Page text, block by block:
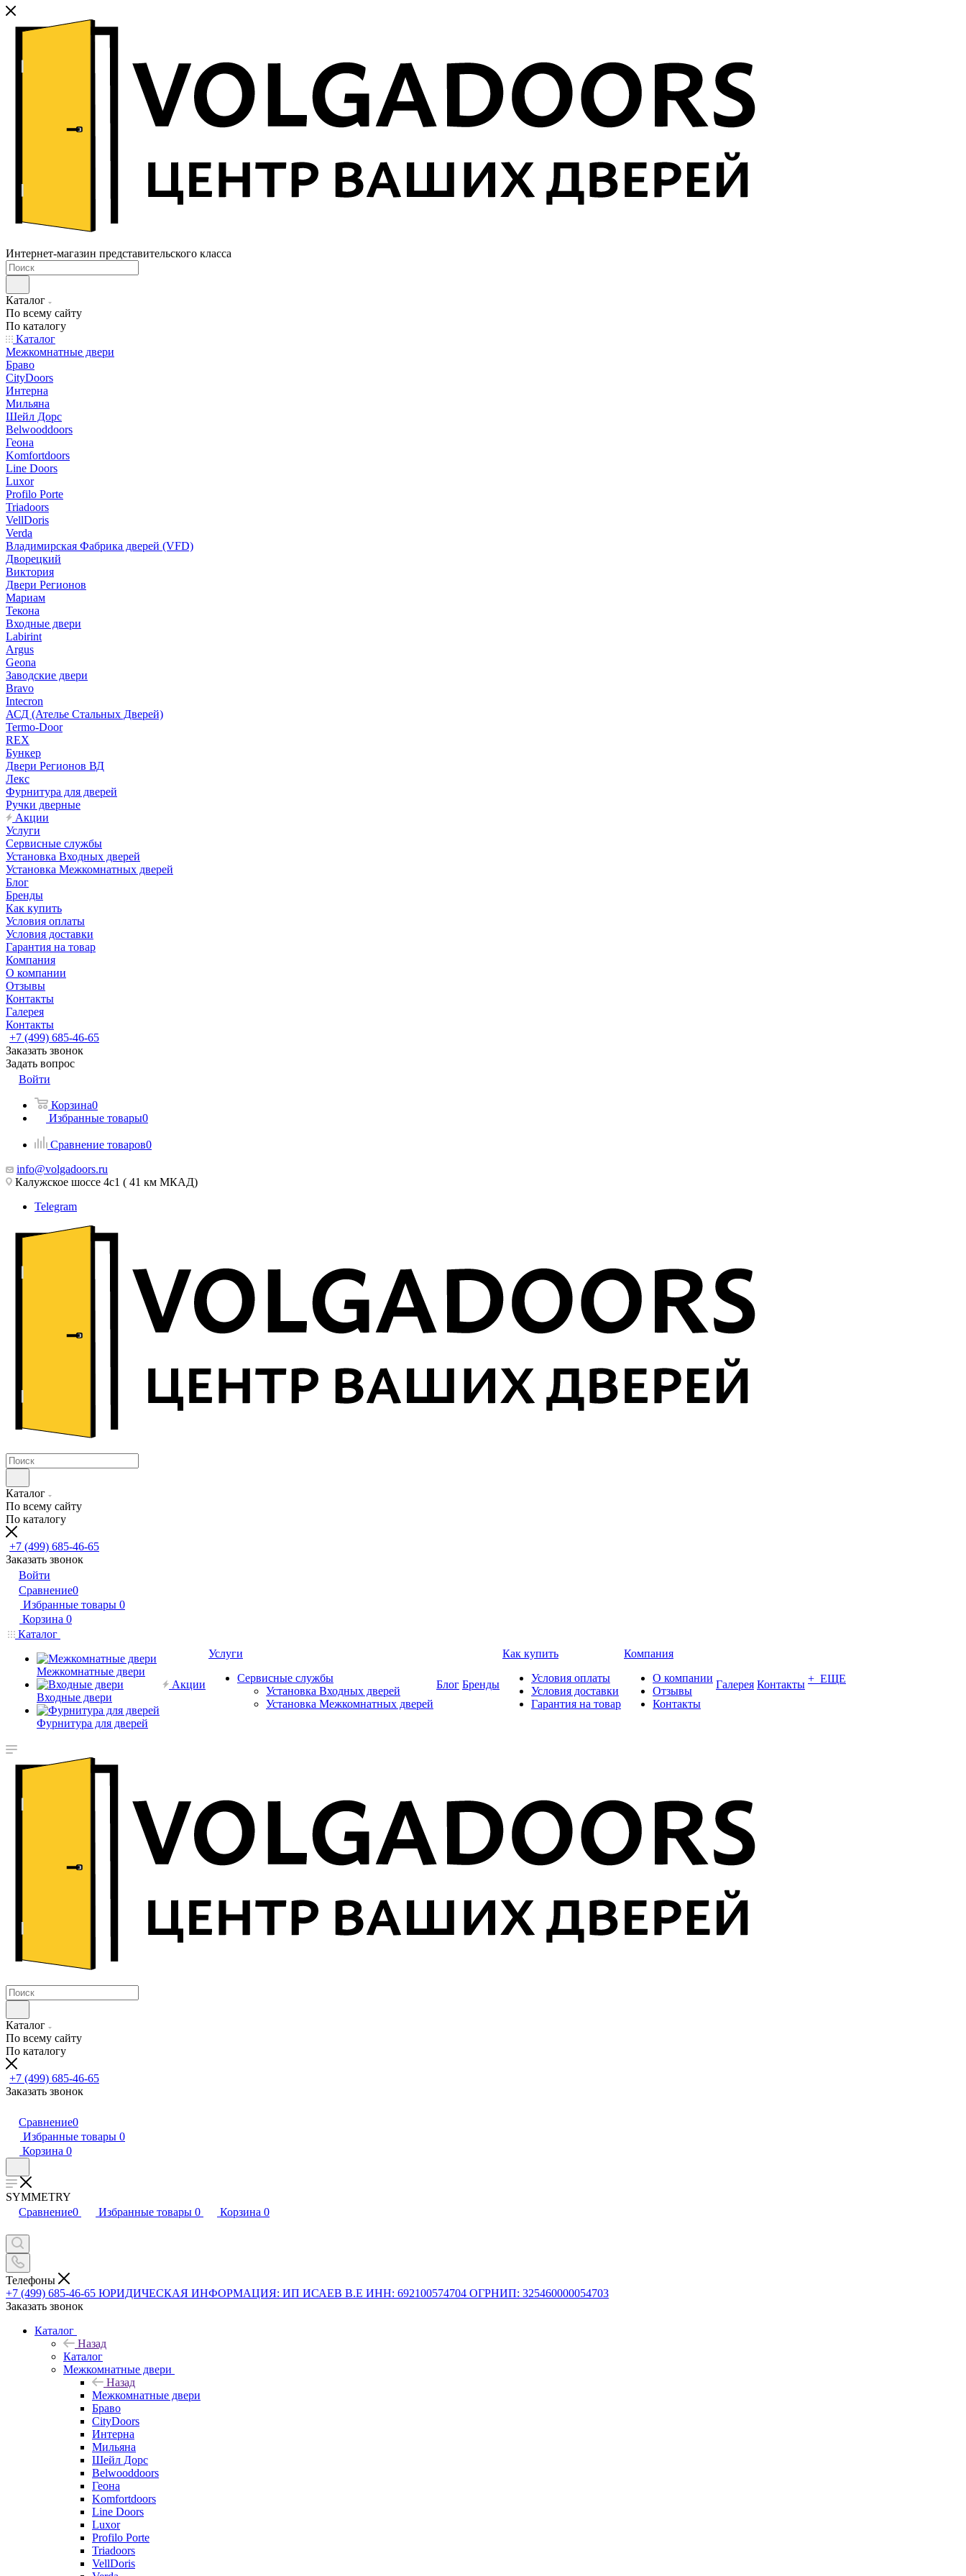
Интернет-магазин представительского класса
Каталог
По всему сайту
По каталогу
Каталог
Межкомнатные двери
Браво
CityDoors
Интерна
Мильяна
Шейл Дорс
Belwooddoors
Геона
Komfortdoors
Line Doors
Luxor
Profilo Porte
Triadoors
VellDoris
Verda
Владимирская Фабрика дверей (VFD)
Дворецкий
Виктория
Двери Регионов
Мариам
Текона
Входные двери
Labirint
Argus
Geona
Заводские двери
Bravo
Intecron
АСД (Ателье Стальных Дверей)
Termo-Door
REX
Бункер
Двери Регионов ВД
Лекс
Фурнитура для дверей
Ручки дверные
Акции
Услуги
Сервисные службы
Установка Входных дверей
Установка Межкомнатных дверей
Блог
Бренды
Как купить
Условия оплаты
Условия доставки
Гарантия на товар
Компания
О компании
Отзывы
Контакты
Галерея
Контакты
+7 (499) 685-46-65
Заказать звонок
Задать вопрос
Войти
Корзина0
Избранные товары0
Сравнение товаров0
info@volgadoors.ru
Калужское шоссе 4с1 ( 41 км МКАД)
Telegram
Каталог
По всему сайту
По каталогу
+7 (499) 685-46-65
Заказать звонок
Войти
Сравнение0
Избранные товары 0
Корзина 0
Каталог
Межкомнатные двери
Входные двери
Фурнитура для дверей
Акции
Услуги
Сервисные службы
Установка Входных дверей
Установка Межкомнатных дверей
Блог Бренды
Как купить
Условия оплаты
Условия доставки
Гарантия на товар
Компания
О компании
Отзывы
Контакты
Галерея Контакты + ЕЩЕ
Каталог
По всему сайту
По каталогу
+7 (499) 685-46-65
Заказать звонок
Сравнение0
Избранные товары 0
Корзина 0
SYMMETRY
Сравнение0 Избранные товары 0 Корзина 0
Телефоны
+7 (499) 685-46-65 ЮРИДИЧЕСКАЯ ИНФОРМАЦИЯ: ИП ИСАЕВ В.Е ИНН: 692100574704 ОГРНИП: 325460000054703
Заказать звонок
Каталог
Назад
Каталог
Межкомнатные двери
Назад
Межкомнатные двери
Браво
CityDoors
Интерна
Мильяна
Шейл Дорс
Belwooddoors
Геона
Komfortdoors
Line Doors
Luxor
Profilo Porte
Triadoors
VellDoris